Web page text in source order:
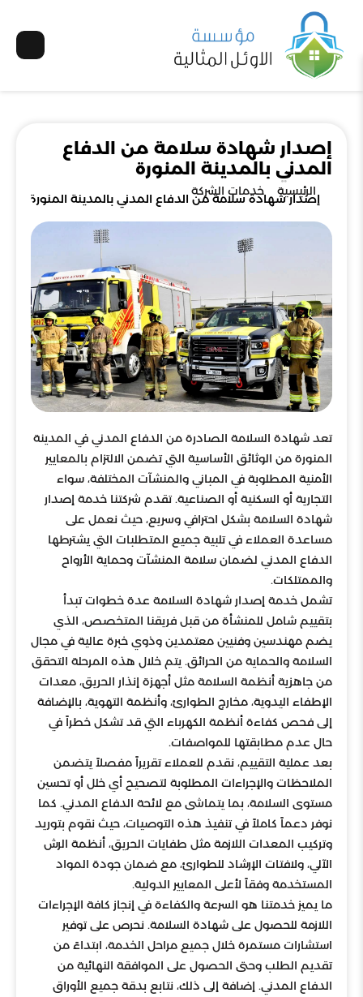
إصدار شهادة سلامة من الدفاع
المدني بالمدينة المنورة
الرئيسية خدمات الشركة
إصدار شهادة سلامة من الدفاع المدني بالمدينة المنورة
تعد شهادة السلامة الصادرة من الدفاع المدني في المدينة
المنورة من الوثائق الأساسية التي تضمن الالتزام بالمعايير
الأمنية المطلوبة في المباني والمنشآت المختلفة، سواء
التجارية أو السكنية أو الصناعية. تقدم شركتنا خدمة إصدار
شهادة السلامة بشكل احترافي وسريع، حيث نعمل على
مساعدة العملاء في تلبية جميع المتطلبات التي يشترطها
الدفاع المدني لضمان سلامة المنشآت وحماية الأرواح
والممتلكات.
تشمل خدمة إصدار شهادة السلامة عدة خطوات تبدأ
بتقييم شامل للمنشأة من قبل فريقنا المتخصص، الذي
يضم مهندسين وفنيين معتمدين وذوي خبرة عالية في مجال
السلامة والحماية من الحرائق. يتم خلال هذه المرحلة التحقق
من جاهزية أنظمة السلامة مثل أجهزة إنذار الحريق، معدات
الإطفاء اليدوية، مخارج الطوارئ، وأنظمة التهوية، بالإضافة
إلى فحص كفاءة أنظمة الكهرباء التي قد تشكل خطراً في
حال عدم مطابقتها للمواصفات.
بعد عملية التقييم، نقدم للعملاء تقريراً مفصلاً يتضمن
الملاحظات والإجراءات المطلوبة لتصحيح أي خلل أو تحسين
مستوى السلامة، بما يتماشى مع لائحة الدفاع المدني. كما
نوفر دعماً كاملاً في تنفيذ هذه التوصيات، حيث نقوم بتوريد
وتركيب المعدات اللازمة مثل طفايات الحريق، أنظمة الرش
الآلي، ولافتات الإرشاد للطوارئ، مع ضمان جودة المواد
المستخدمة وفقاً لأعلى المعايير الدولية.
ما يميز خدمتنا هو السرعة والكفاءة في إنجاز كافة الإجراءات
اللازمة للحصول على شهادة السلامة. نحرص على توفير
استشارات مستمرة خلال جميع مراحل الخدمة، ابتداءً من
تقديم الطلب وحتى الحصول على الموافقة النهائية من
الدفاع المدني. إضافة إلى ذلك، نتابع بدقة جميع الأوراق